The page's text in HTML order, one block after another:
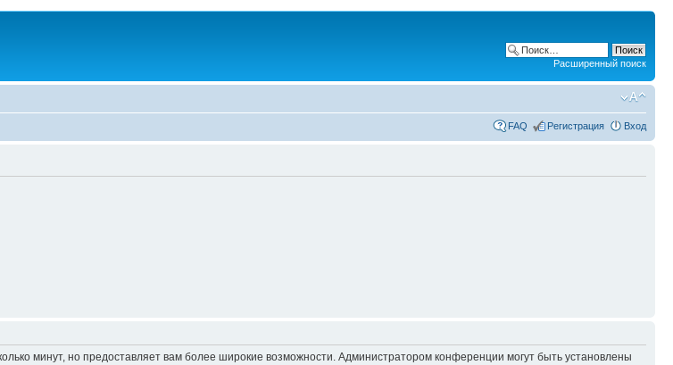
Расширенный поиск
FAQ Регистрация Вход
минут, но предоставляет вам более широкие возможности. Администратором конференции могут быть установлены